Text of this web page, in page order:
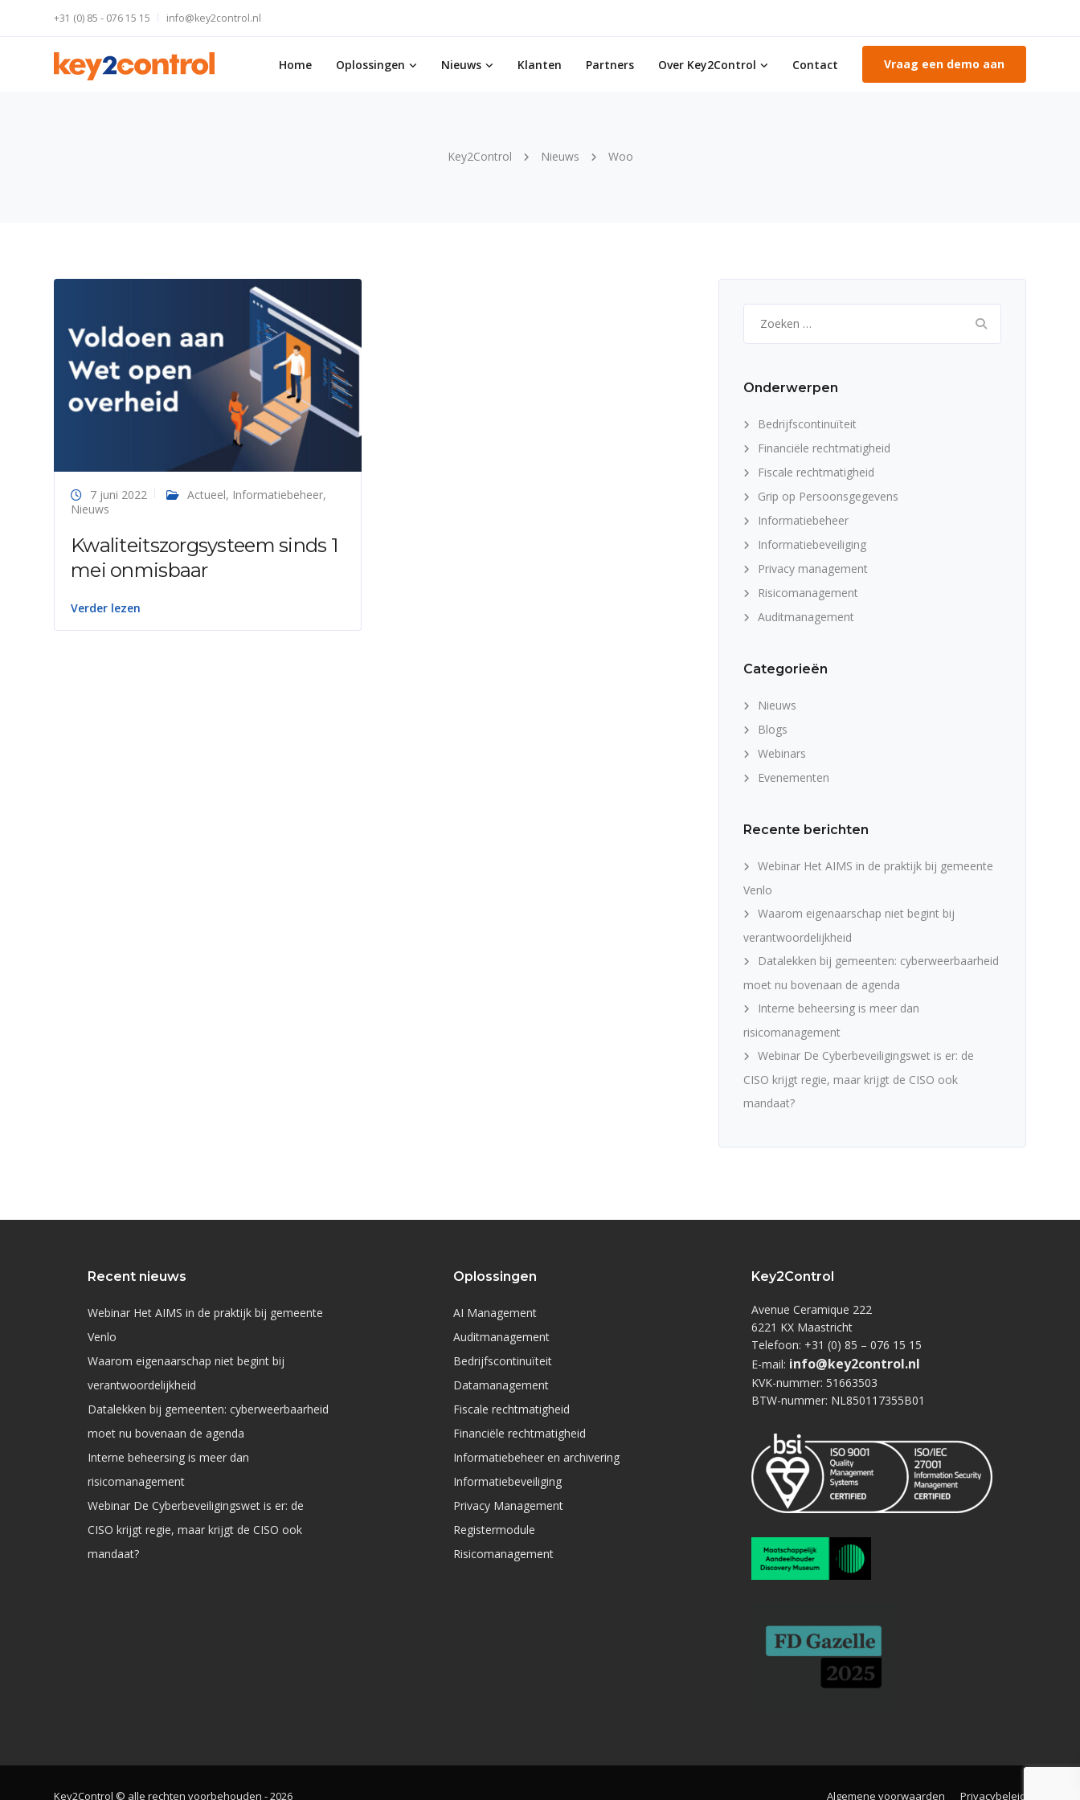
+31 (0) 85 - 076 15 15 info@key2control.nl
Home Oplossingen Nieuws Klanten Partners Over Key2Control Contact Vraag een demo aan
Key2Control Nieuws Woo
7 juni 2022 Actueel, Informatiebeheer,
Nieuws
Kwaliteitszorgsysteem sinds 1
mei onmisbaar
Verder lezen
naar:
Onderwerpen
Bedrijfscontinuïteit
Financiële rechtmatigheid
Fiscale rechtmatigheid
Grip op Persoonsgegevens
Informatiebeheer
Informatiebeveiliging
Privacy management
Risicomanagement
Auditmanagement
Categorieën
Nieuws
Blogs
Webinars
Evenementen
Recente berichten
Webinar Het AIMS in de praktijk bij gemeente
Venlo
Waarom eigenaarschap niet begint bij
verantwoordelijkheid
Datalekken bij gemeenten: cyberweerbaarheid
moet nu bovenaan de agenda
Interne beheersing is meer dan
risicomanagement
Webinar De Cyberbeveiligingswet is er: de
CISO krijgt regie, maar krijgt de CISO ook
mandaat?
Recent nieuws
Webinar Het AIMS in de praktijk bij gemeente
Venlo
Waarom eigenaarschap niet begint bij
verantwoordelijkheid
Datalekken bij gemeenten: cyberweerbaarheid
moet nu bovenaan de agenda
Interne beheersing is meer dan
risicomanagement
Webinar De Cyberbeveiligingswet is er: de
CISO krijgt regie, maar krijgt de CISO ook
mandaat?
Oplossingen
AI Management
Auditmanagement
Bedrijfscontinuïteit
Datamanagement
Fiscale rechtmatigheid
Financiële rechtmatigheid
Informatiebeheer en archivering
Informatiebeveiliging
Privacy Management
Registermodule
Risicomanagement
Key2Control
Avenue Ceramique 222
6221 KX Maastricht
Telefoon: +31 (0) 85 – 076 15 15
E-mail: info@key2control.nl
KVK-nummer: 51663503
BTW-nummer: NL850117355B01
Key2Control © alle rechten voorbehouden - 2026 Algemene voorwaarden Privacybeleid